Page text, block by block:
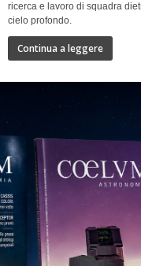
ricerca e lavoro di squadra
cielo profondo.
Continua a leggere